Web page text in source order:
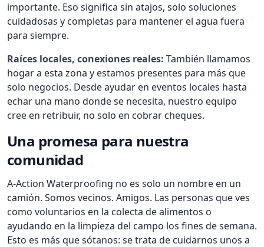
importante. Eso significa sin atajos, solo soluciones
cuidadosas y completas para mantener el agua fuera
para siempre.
Raíces locales, conexiones reales: También llamamos
hogar a esta zona y estamos presentes para más que
solo negocios. Desde ayudar en eventos locales hasta
echar una mano donde se necesita, nuestro equipo
cree en retribuir, no solo en cobrar cheques.
Una promesa para nuestra
comunidad
A-Action Waterproofing no es solo un nombre en un
camión. Somos vecinos. Amigos. Las personas que ves
como voluntarios en la colecta de alimentos o
ayudando en la limpieza del campo los fines de semana.
Esto es más que sótanos: se trata de cuidarnos unos a